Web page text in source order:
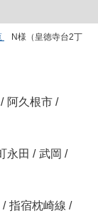
N様（皇徳寺台2丁
/ 阿久根市 /
永田 / 武岡 /
/ 指宿枕崎線 /